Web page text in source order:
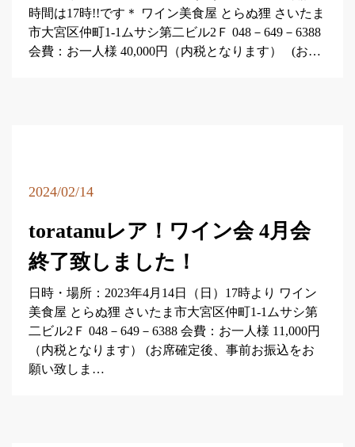
時間は17時!!です＊ ワイン美食屋 とらぬ狸 さいたま
市大宮区仲町1-1ムサシ第二ビル2Ｆ 048－649－6388
会費：お一人様 40,000円（内税となります） (お…
2024/02/14
toratanuレア！ワイン会 4月会
終了致しました！
日時・場所：2023年4月14日（日）17時より ワイン
美食屋 とらぬ狸 さいたま市大宮区仲町1-1ムサシ第
二ビル2Ｆ 048－649－6388 会費：お一人様 11,000円
（内税となります） (お席確定後、事前お振込をお
願い致しま…